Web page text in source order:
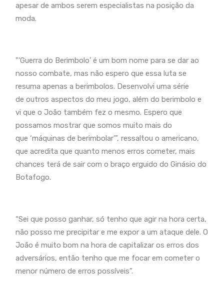
apesar de ambos serem especialistas na posição da
moda.
"'Guerra do Berimbolo’ é um bom nome para se dar ao
nosso combate, mas não espero que essa luta se
resuma apenas a berimbolos. Desenvolvi uma série
de outros aspectos do meu jogo, além do berimbolo e
vi que o João também fez o mesmo. Espero que
possamos mostrar que somos muito mais do
que ‘máquinas de berimbolar’”, ressaltou o americano,
que acredita que quanto menos erros cometer, mais
chances terá de sair com o braço erguido do Ginásio do
Botafogo.
“Sei que posso ganhar, só tenho que agir na hora certa,
não posso me precipitar e me expor a um ataque dele. O
João é muito bom na hora de capitalizar os erros dos
adversários, então tenho que me focar em cometer o
menor número de erros possíveis”.